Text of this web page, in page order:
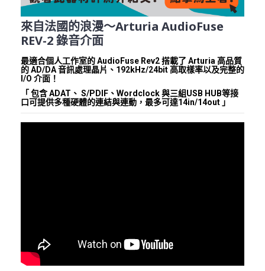
來自法國的浪漫～Arturia AudioFuse
REV-2 錄音介面
最適合個人工作室的 AudioFuse Rev2 搭載了 Arturia 高品質
的 AD/DA 音訊處理晶片、192kHz/24bit 高取樣率以及完整的
I/O 介面！
「 包含 ADAT、 S/PDIF、Wordclock 與三組USB HUB等接
口可提供多種硬體的連結與連動，最多可達14in/14out 」